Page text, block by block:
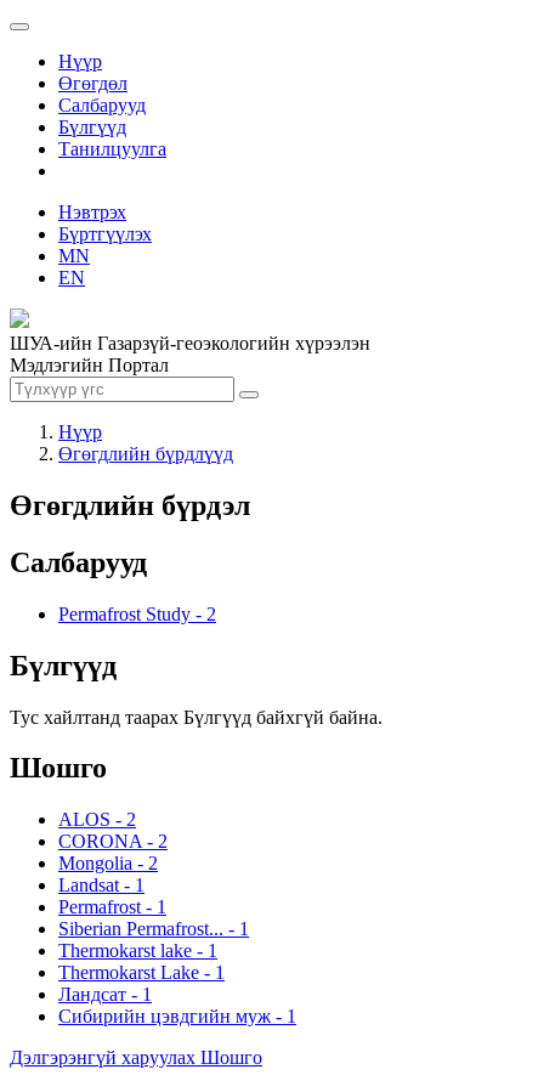
Нүүр
Өгөгдөл
Салбарууд
Бүлгүүд
Танилцуулга
Нэвтрэх
Бүртгүүлэх
MN
EN
ШУА-ийн Газарзүй-геоэкологийн хүрээлэн
Мэдлэгийн Портал
Нүүр
Өгөгдлийн бүрдлүүд
Өгөгдлийн бүрдэл
Салбарууд
Permafrost Study - 2
Бүлгүүд
Тус хайлтанд таарах Бүлгүүд байхгүй байна.
Шошго
ALOS - 2
CORONA - 2
Mongolia - 2
Landsat - 1
Permafrost - 1
Siberian Permafrost... - 1
Thermokarst lake - 1
Thermokarst Lake - 1
Ландсат - 1
Сибирийн цэвдгийн муж - 1
Дэлгэрэнгүй харуулах Шошго